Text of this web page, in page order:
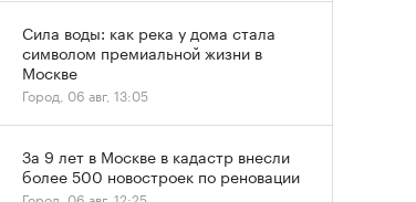
Сила воды: как река у дома стала
символом премиальной жизни в
Москве
Город, 06 авг, 13:05
За 9 лет в Москве в кадастр внесли
более 500 новостроек по реновации